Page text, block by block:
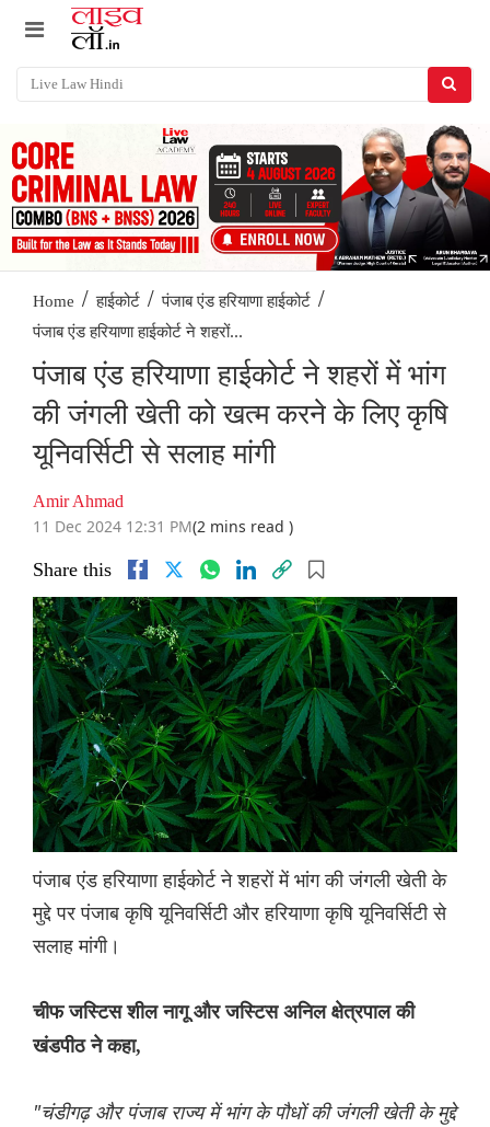
Home / हाईकोर्ट / पंजाब एंड हरियाणा हाईकोर्ट /
पंजाब एंड हरियाणा हाईकोर्ट ने शहरों...
पंजाब एंड हरियाणा हाईकोर्ट ने शहरों में भांग
की जंगली खेती को खत्म करने के लिए कृषि
यूनिवर्सिटी से सलाह मांगी
Amir Ahmad
11 Dec 2024 12:31 PM(2 mins read )
Share this
पंजाब एंड हरियाणा हाईकोर्ट ने शहरों में भांग की जंगली खेती के
मुद्दे पर पंजाब कृषि यूनिवर्सिटी और हरियाणा कृषि यूनिवर्सिटी से
सलाह मांगी।
चीफ जस्टिस शील नागू और जस्टिस अनिल क्षेत्रपाल की
खंडपीठ ने कहा,
"चंडीगढ़ और पंजाब राज्य में भांग के पौधों की जंगली खेती के मुद्दे